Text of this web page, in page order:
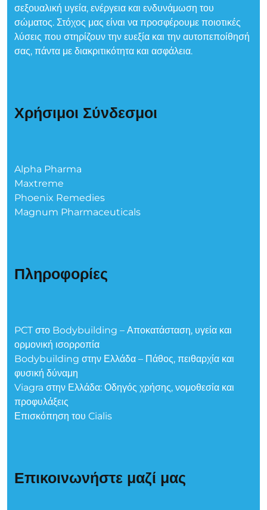
σεξουαλική υγεία, ενέργεια και ενδυνάμωση του
σώματος. Στόχος μας είναι να προσφέρουμε ποιοτικές
λύσεις που στηρίζουν την ευεξία και την αυτοπεποίθησή
σας, πάντα με διακριτικότητα και ασφάλεια.
Χρήσιμοι Σύνδεσμοι
Alpha Pharma
Maxtreme
Phoenix Remedies
Magnum Pharmaceuticals
Πληροφορίες
PCT στο Bodybuilding – Αποκατάσταση, υγεία και
ορμονική ισορροπία
Bodybuilding στην Ελλάδα – Πάθος, πειθαρχία και
φυσική δύναμη
Viagra στην Ελλάδα: Οδηγός χρήσης, νομοθεσία και
προφυλάξεις
Επισκόπηση του Cialis
Επικοινωνήστε μαζί μας